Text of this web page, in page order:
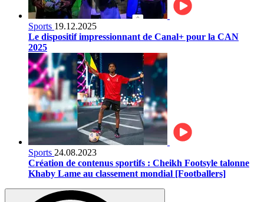
Sports 19.12.2025
Le dispositif impressionnant de Canal+ pour la CAN
2025
Sports 24.08.2023
Création de contenus sportifs : Cheikh Footsyle talonne
Khaby Lame au classement mondial [Footballers]